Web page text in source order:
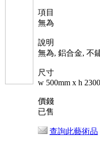
項目
無為
說明
無為, 鋁合金, 不
尺寸
w 500mm x h
價錢
已售
查詢此藝術品